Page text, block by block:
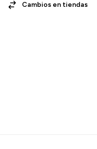
Cambios en tiendas